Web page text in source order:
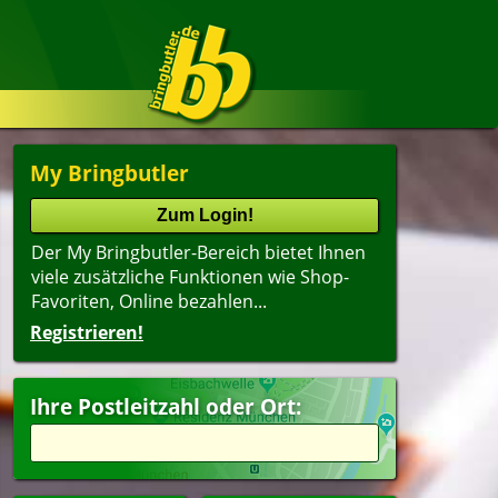
My Bringbutler
Der My Bringbutler-Bereich bietet Ihnen
viele zusätzliche Funktionen wie Shop-
Favoriten, Online bezahlen...
Registrieren!
Ihre Postleitzahl oder Ort:
Name
Alter(ältester Shop zuerst)